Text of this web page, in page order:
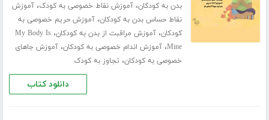
بدن به کودکان،آموزش نقاط خصوصی به کودک،آموزش
نقاط حساس بدن به کودکان،آموزش حریم خصوصی به
کودکان،آموزش مراقبت از بدن به کودکان،My Body Is
Mine،آموزش اندام خصوصی به کودکان،آموزش جاهای
خصوصی به کودکان، تجاوز به کودک
دانلود کتاب